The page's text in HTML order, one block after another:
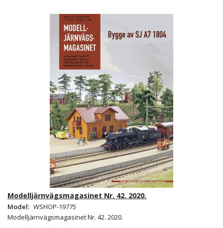
Modelljärnvägsmagasinet Nr. 42. 2020.
Model: WSHOP-19775
Modelljärnvägsmagasinet Nr. 42. 2020.